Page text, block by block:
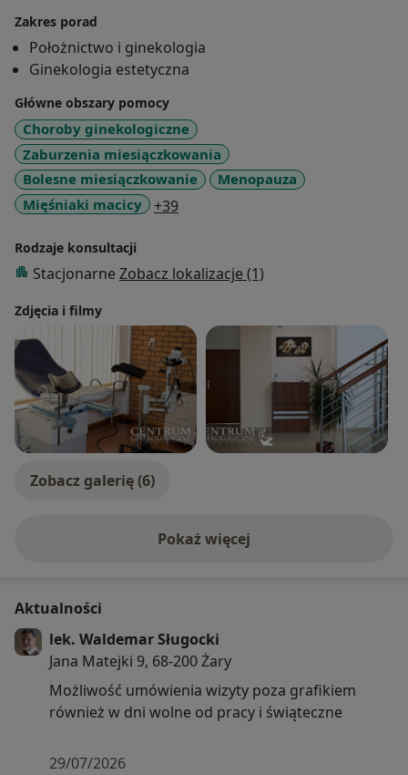
rozrodczym, jak również te przed okresem
dojrzewania oraz dopiero rozpoczynające współżycie.
Przeprowadzam swoje pacjentki przez czas
antykoncepcji, ciąży i jej planowania, jak również
pomagam kobietom dojrzałym, zajmując się
problemami okresu przekwitania oraz wieku
podeszłego.
Zapraszam do umówienia się na wizytę lub konsultację
wszelkie wątpliwości.
Zakres porad
Położnictwo i ginekologia
Ginekologia estetyczna
Główne obszary pomocy
Choroby ginekologiczne
Zaburzenia miesiączkowania
Bolesne miesiączkowanie
Menopauza
Mięśniaki macicy
+39a11y_sr_more_diseases
Rodzaje konsultacji
Stacjonarne Zobacz lokalizacje (1)
Zdjęcia i filmy
Zobacz galerię (6)
Pokaż więcejo doświadczeniu
Aktualności
lek. Waldemar Sługocki
Jana Matejki 9, 68-200 Żary
Możliwość umówienia wizyty poza grafikiem
również w dni wolne od pracy i świąteczne
29/07/2026